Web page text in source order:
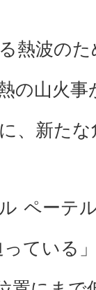
熱波の
の山火
、新た
ペーテ
ている